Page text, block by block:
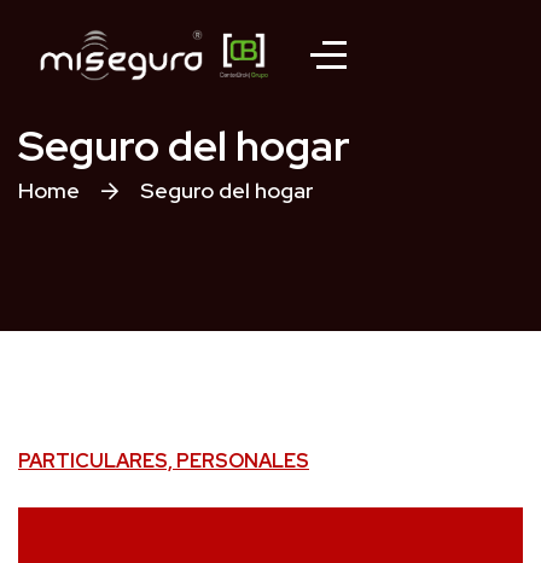
Seguro del hogar
Home Seguro del hogar
PARTICULARES, PERSONALES